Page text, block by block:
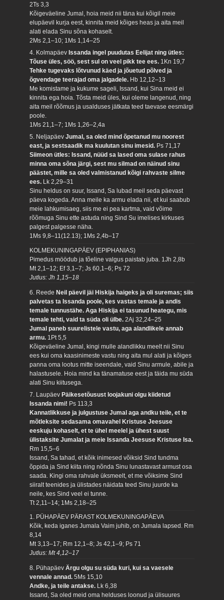
2Ts 3,3
Kõigeväeline Jumal, hoia meid nii täna kui kõigil meie
elupäevil kurja eest, kinnita meid kõiges heas ja aita meil
alati elada Sinu sõna kohaselt.
2Ms 2,1–10; 1Ms 1,14–25
4. Kolmapäev Issanda ingel puudutas Eelijat ning ütles:
Tõuse üles, söö, sest sul on veel pikk tee ees. 1Kn 19,7
Tehke tugevaks lõtvunud käed ja jõuetud põlved ja
õgvendage teerajad oma jalgadele. Hb 12,12–13
Me komistame ja kukume sageli, Issand, kui Sina meid ei
kinnita ega hoia. Tõsta meid üles, kui oleme langenud, ning
aita meil rõõmus ja usalduses jätkata teed taevase eesmärgi
poole.
1Ms 21,1–7; 1Ms 1,26–2,4a
5. NeljapäevJumal, sa oled mind õpetanud mu noorest
east, ja sestsaadik ma kuulutan sinu imesid. Ps 71,17
Siimeon ütles: Issand, nüüd sa lased oma sulase rahus
minna oma sõna järgi, sest mu silmad on näinud sinu
päästet, mille sa oled valmistanud kõigi rahvaste silme
ees. Lk 2,29–31
Sinu heldus on suur, Issand, Sa lubad meil seda päevast
päeva kogeda. Anna meile ka armu elada nii, et kui saabub
meie lahkumisaeg, siis me ei pea kartma, vaid võime
rõõmuga Sinu ette astuda ning Sind Su imelises kirkuses
palgest palgesse näha.
1Ms 9,8–11(12.13); 1Ms 2,4b–17
KOLMEKUNINGAPÄEV (EPIPHANIAS)
Pimedus möödub ja tõeline valgus paistab juba. 1Jh 2,8b
Mt 2,1–12; Ef 3,1–7; Js 60,1–6; Ps 72
Jutlus: Jh 1,15–18
6. ReedeNeil päevil jäi Hiskija haigeks ja oli suremas; siis
palvetas ta Issanda poole, kes vastas temale ja andis
temale tunnustähe. Aga Hiskija ei tasunud heategu, mis
temale tehti, vaid ta süda oli ülbe.2Aj 32,24–25
Jumal paneb suurelistele vastu, aga alandlikele annab
armu. 1Pt 5,5
Kõigeväeline Jumal, kingi mulle alandlikku meelt nii Sinu
ees kui oma kaasinimeste vastu ning aita mul alati ja kõiges
panna oma lootus mitte iseendale, vaid Sinu armule, abile ja
halastusele. Hoia mind ka tänamatuse eest ja täida mu süda
alati Sinu kiitusega.
7. LaupäevPäikesetõusust loojakuni olgu kiidetud
Issanda nimi! Ps 113,3
Kannatlikkuse ja julgustuse Jumal aga andku teile, et te
mõtleksite sedasama omavahel Kristuse Jeesuse
eeskuju kohaselt, et te ühel meelel ja ühest suust
ülistaksite Jumalat ja meie Issanda Jeesuse Kristuse Isa.
Rm 15,5–6
Issand, Sa tahad, et kõik inimesed võiksid Sind tundma
õppida ja Sind kiita ning nõnda Sinu lunastavast armust osa
saada. Kingi oma rahvale üksmeelt, et me võiksime Sind
siiralt teenides ja ülistades näidata teed Sinu juurde ka
neile, kes Sind veel ei tunne.
Tt 2,11–14; 1Ms 2,18–25
1. PÜHAPÄEV PÄRAST KOLMEKUNINGAPÄEVA
Kõik, keda iganes Jumala Vaim juhib, on Jumala lapsed. Rm
8,14
Mt 3,13–17; Rm 12,1–8; Js 42,1–9; Ps 71
Jutlus: Mt 4,12–17
8. PühapäevÄrgu olgu su süda kuri, kui sa vaesele
vennale annad.5Ms 15,10
Andke, ja teile antakse. Lk 6,38
Issand, Sa oled meid oma helduses loonud ja ülisuures